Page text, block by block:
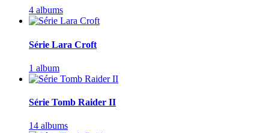
4 albums
Série Lara Croft
1 album
Série Tomb Raider II
14 albums